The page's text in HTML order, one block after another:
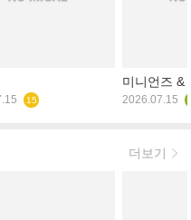
15
미니언즈 &
2026.07.15
더보기